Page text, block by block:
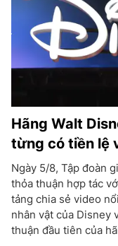
Hãng Walt
từng có tiền lệ
Ngày 5/8, Tập đoàn
thỏa thuận hợp tác
tảng chia sẻ video
nhân vật của Disney
thuận đầu tiên của